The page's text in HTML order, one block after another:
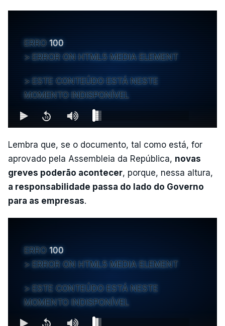
ERRO 100
ERROR ON HTML5 MEDIA ELEMENT
ESTE CONTEÚDO ESTÁ NESTE
MOMENTO INDISPONÍVEL
Lembra que, se o documento, tal como está, for
aprovado pela Assembleia da República, novas
greves poderão acontecer, porque, nessa altura,
a responsabilidade passa do lado do Governo
para as empresas.
ERRO 100
ERROR ON HTML5 MEDIA ELEMENT
ESTE CONTEÚDO ESTÁ NESTE
MOMENTO INDISPONÍVEL